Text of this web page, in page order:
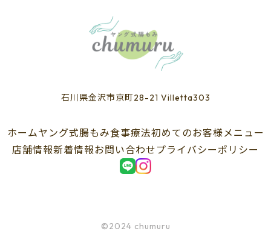
石川県金沢市京町28-21 Villetta303
ホームヤング式腸もみ食事療法初めてのお客様メニュー
店舗情報新着情報お問い合わせ プライバシーポリシー
©2024 chumuru